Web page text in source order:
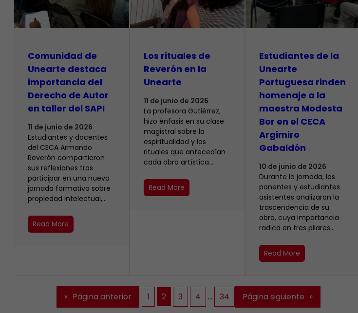
Comunidad de
Unearte destaca
importancia del
Derecho de Autor
en taller del SAPI
11 de junio de 2026
Estudiantes y docentes
del CECA Armando
Reverón compartieron
sus reflexiones tras
participar en una nueva
jornada formativa sobre
propiedad intelectual,…
Read More
Los rituales de
Reverón en la
Unearte
11 de junio de 2026
La profesora Gutiérrez,
hizo énfasis en su clase
magistral sobre la
espiritualidad y los
rituales que antecedían
cada obra artística…
Read More
Estudiantes de la
Unearte
Portuguesa rinden
homenaje a la
maestra Modesta
Bor en el CECA
Argimiro
Gabaldón
10 de junio de 2026
Durante la jornada, los
ponentes y estudiantes
asistentes analizaron la
trascendencia de su
obra, cuya importancia
radica en tres pilares…
Read More
« Página anterior 1 2 3 4 … 34 Página siguiente »